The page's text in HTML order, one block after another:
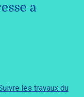
a
les travaux du